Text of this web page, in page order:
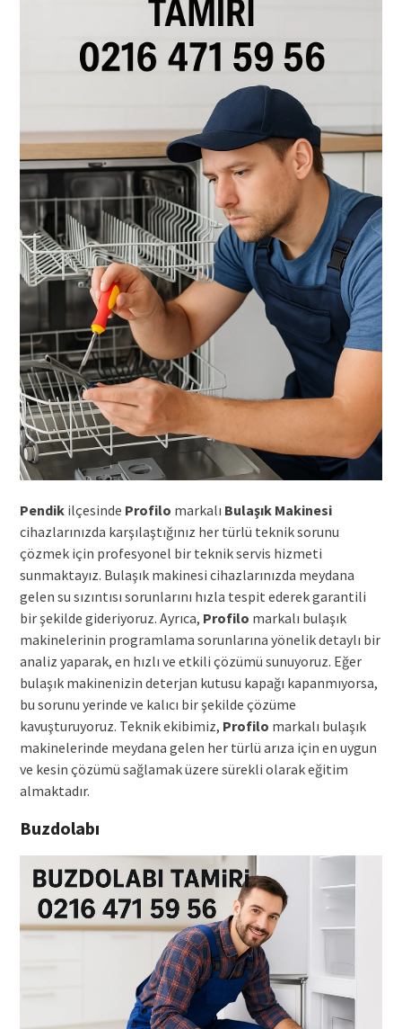
Pendikilçesinde Profilo markalı Bulaşık Makinesi
cihazlarınızda karşılaştığınız her türlü teknik sorunu
çözmek için profesyonel bir teknik servis hizmeti
sunmaktayız. Bulaşık makinesi cihazlarınızda meydana
gelen su sızıntısı sorunlarını hızla tespit ederek garantili
bir şekilde gideriyoruz. Ayrıca, Profilo markalı bulaşık
makinelerinin programlama sorunlarına yönelik detaylı bir
analiz yaparak, en hızlı ve etkili çözümü sunuyoruz. Eğer
bulaşık makinenizin deterjan kutusu kapağı kapanmıyorsa,
bu sorunu yerinde ve kalıcı bir şekilde çözüme
kavuşturuyoruz. Teknik ekibimiz, Profilo markalı bulaşık
makinelerinde meydana gelen her türlü arıza için en uygun
ve kesin çözümü sağlamak üzere sürekli olarak eğitim
almaktadır.
Buzdolabı